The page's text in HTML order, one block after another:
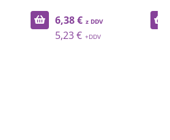
6,38 €
5,23 €